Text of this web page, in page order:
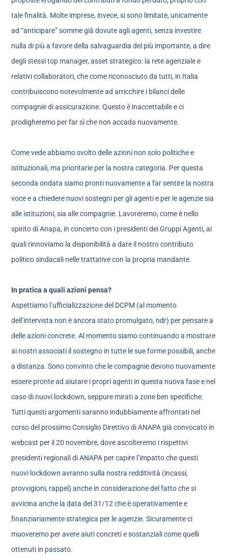
tale finalità. Molte imprese, invece, si sono limitate, unicamente
ad “anticipare” somme già dovute agli agenti, senza investire
nulla di più a favore della salvaguardia del più importante, a dire
degli stessi top manager, asset strategico: la rete agenziale e
relativi collaboratori, che come riconosciuto da tutti, in Italia
contribuiscono notevolmente ad arricchire i bilanci delle
compagnie di assicurazione. Questo è inaccettabile e ci
prodigheremo per far sì che non accada nuovamente.
Come vede abbiamo svolto delle azioni non solo politiche e
istituzionali, ma prioritarie per la nostra categoria. Per questa
seconda ondata siamo pronti nuovamente a far sentire la nostra
voce e a chiedere nuovi sostegni per gli agenti e per le agenzie sia
alle istituzioni, sia alle compagnie. Lavoreremo, come è nello
spirito di Anapa, in concerto con i presidenti dei Gruppi Agenti, ai
quali rinnoviamo la disponibilità a dare il nostro contributo
politico sindacali nelle trattative con la propria mandante.
In pratica a quali azioni pensa?
Aspettiamo l’ufficializzazione del DCPM (al momento
dell’intervista non è ancora stato promulgato, ndr) per pensare a
delle azioni concrete. Al momento siamo continuando a mostrare
ai nostri associati il sostegno in tutte le sue forme possibili, anche
a distanza. Sono convinto che le compagnie devono nuovamente
essere pronte ad aiutare i propri agenti in questa nuova fase e nel
caso di nuovi lockdown, seppure mirati a zone ben specifiche.
Tutti questi argomenti saranno indubbiamente affrontati nel
corso del prossimo Consiglio Direttivo di ANAPA già convocato in
webcast per il 20 novembre, dove ascolteremo i rispettivi
presidenti regionali di ANAPA per capire l’impatto che questi
nuovi lockdown avranno sulla nostra redditività (incassi,
provvigioni, rappel) anche in considerazione del fatto che si
avvicina anche la data del 31/12 che è operativamente e
finanziariamente strategica per le agenzie. Sicuramente ci
muoveremo per avere aiuti concreti e sostanziali come quelli
ottenuti in passato.